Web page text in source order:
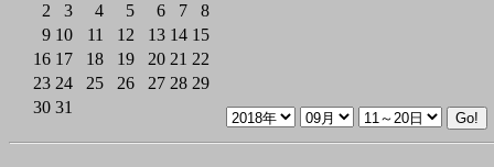
2
3 4 5 6 7
8
9 10 11 12 13 14 15
16 17 18 19 20 21 22
23 24 25 26 27 28 29
30 31